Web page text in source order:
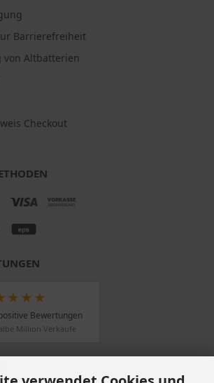
Barrierefreiheit
von Altbatterien
Checkout
Bewertungen
Million Verkäufe